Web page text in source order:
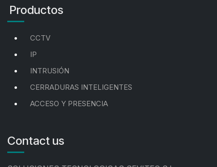
Productos
CCTV
IP
INTRUSIÓN
CERRADURAS INTELIGENTES
ACCESO Y PRESENCIA
Contact us